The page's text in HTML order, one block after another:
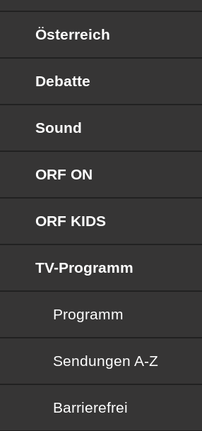
Österreich
Debatte
Sound
ORF ON
ORF KIDS
TV-Programm
Programm
Sendungen von A bis Z
Sendungen A-Z
Barrierefrei
Barrierefrei